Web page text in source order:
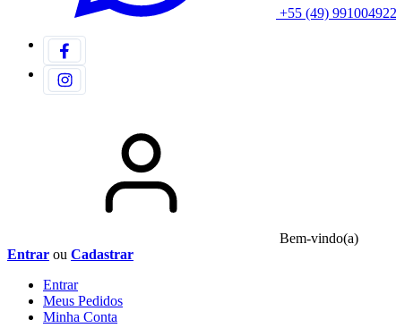
+55 (49) 991004922
Bem-vindo(a)
Entrar ou Cadastrar
Entrar
Meus Pedidos
Minha Conta